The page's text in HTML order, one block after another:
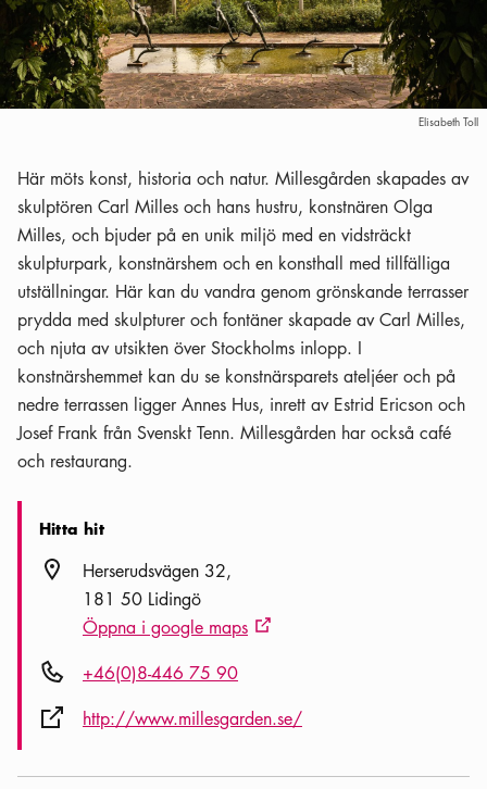
Elisabeth Toll
Här möts konst, historia och natur. Millesgården skapades av
skulptören Carl Milles och hans hustru, konstnären Olga
Milles, och bjuder på en unik miljö med en vidsträckt
skulpturpark, konstnärshem och en konsthall med tillfälliga
utställningar. Här kan du vandra genom grönskande terrasser
prydda med skulpturer och fontäner skapade av Carl Milles,
och njuta av utsikten över Stockholms inlopp. I
konstnärshemmet kan du se konstnärsparets ateljéer och på
nedre terrassen ligger Annes Hus, inrett av Estrid Ericson och
Josef Frank från Svenskt Tenn. Millesgården har också café
och restaurang.
Hitta hit
Plats ikonHerserudsvägen 32
181 50 Lidingö
Öppna i google maps Extern ikon
Telefon ikon+46(0)8-446 75 90
Extern ikonhttp://www.millesgarden.se/